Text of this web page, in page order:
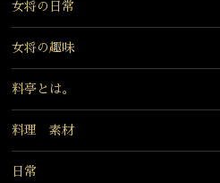
女将の日常
女将の趣味
料亭とは。
料理 素材
日常